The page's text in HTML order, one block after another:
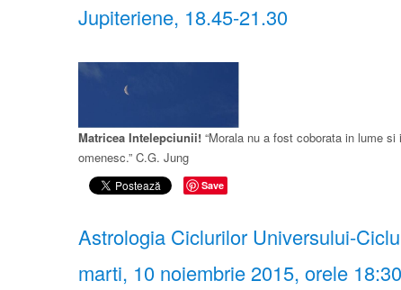
Jupiteriene, 18.45-21.30
Matricea Intelepciunii! “Morala nu a fost coborata in lume
omenesc.” C.G. Jung
Save
Astrologia Ciclurilor Universului-
marti, 10 noiembrie 2015, orele